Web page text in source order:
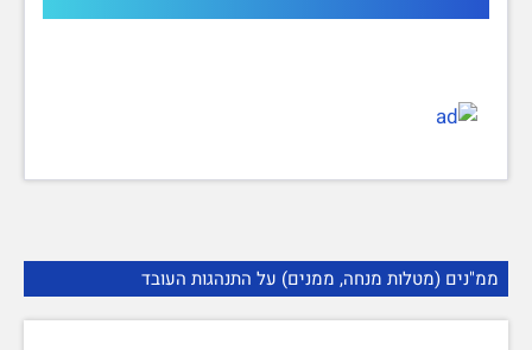
ממ"נים (מטלות מנחה, ממנים) על התנהגות העובד